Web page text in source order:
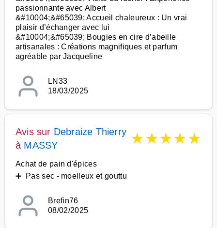
passionnante avec Albert
&#10004;&#65039; Accueil chaleureux : Un vrai
plaisir d’échanger avec lui
&#10004;&#65039; Bougies en cire d’abeille
artisanales : Créations magnifiques et parfum
agréable par Jacqueline
LN33
18/03/2025
Avis sur Debraize Thierry
à MASSY ★★★★★
Achat de pain d'épices
➕ Pas sec - moelleux et gouttu
Brefin76
08/02/2025